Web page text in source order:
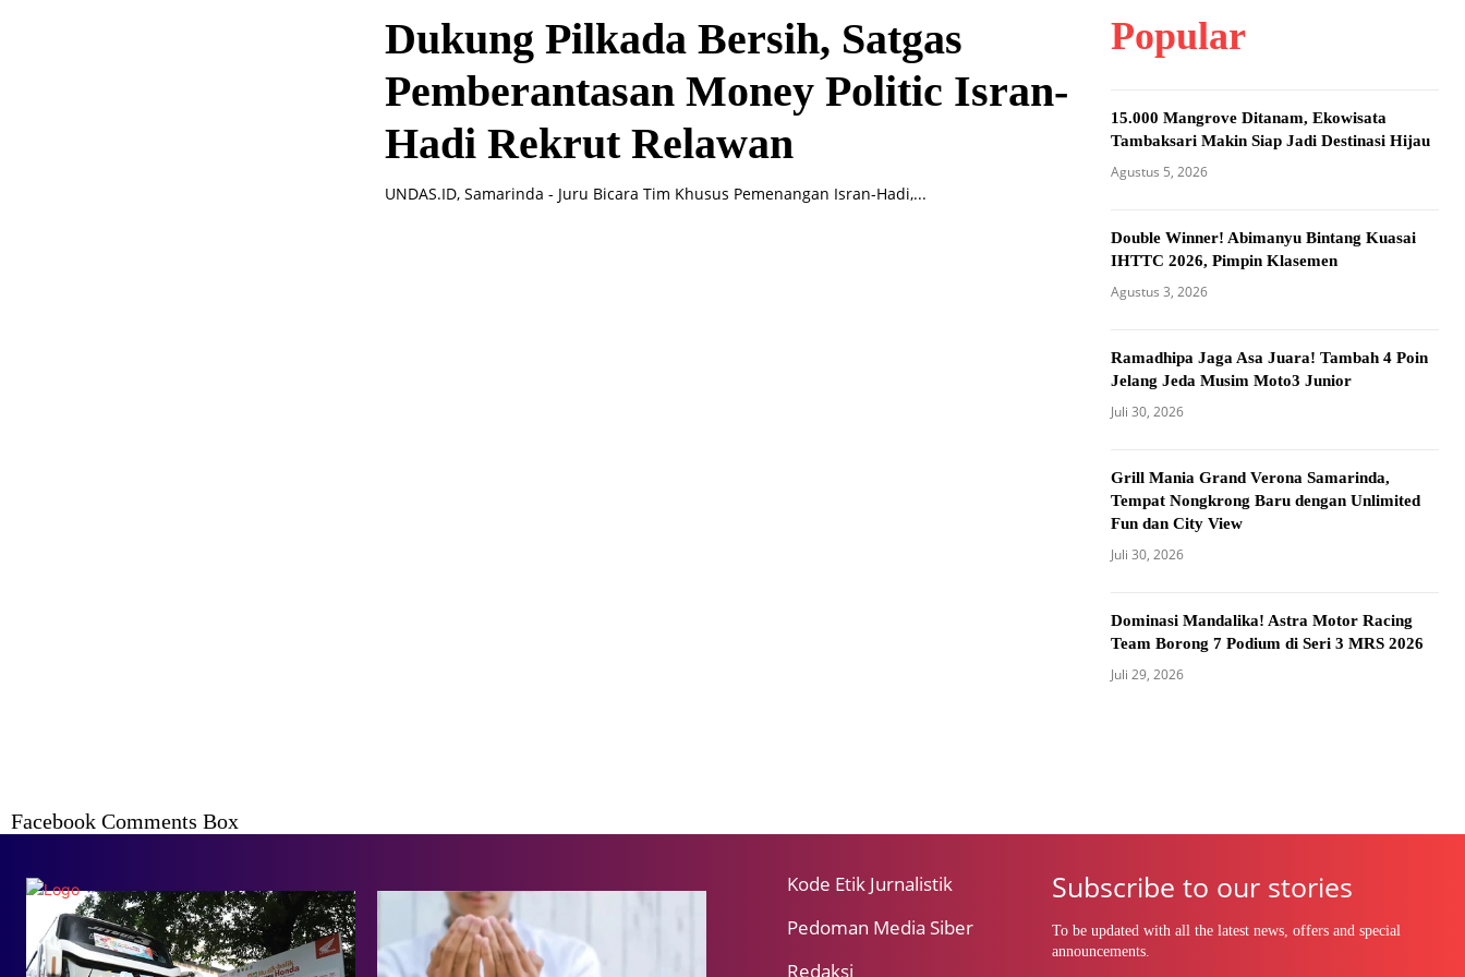
Dukung Pilkada Bersih, Satgas
Pemberantasan Money Politic Isran-
Hadi Rekrut Relawan
UNDAS.ID, Samarinda - Juru Bicara Tim Khusus Pemenangan Isran-Hadi,...
Popular
15.000 Mangrove Ditanam, Ekowisata
Tambaksari Makin Siap Jadi Destinasi Hijau
Agustus 5, 2026
Double Winner! Abimanyu Bintang Kuasai
IHTTC 2026, Pimpin Klasemen
Agustus 3, 2026
Ramadhipa Jaga Asa Juara! Tambah 4 Poin
Jelang Jeda Musim Moto3 Junior
Juli 30, 2026
Grill Mania Grand Verona Samarinda,
Tempat Nongkrong Baru dengan Unlimited
Fun dan City View
Juli 30, 2026
Dominasi Mandalika! Astra Motor Racing
Team Borong 7 Podium di Seri 3 MRS 2026
Juli 29, 2026
Facebook Comments Box
Kode Etik Jurnalistik
Pedoman Media Siber
Redaksi
Subscribe to our stories
To be updated with all the latest news, offers and special
announcements.